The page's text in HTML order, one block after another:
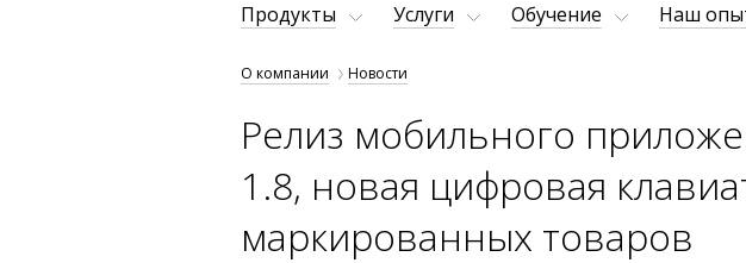
Продукты Услуги Обучение Наш
О компании Новости
Релиз мобильного
1.8, новая цифровая
маркированных товаров